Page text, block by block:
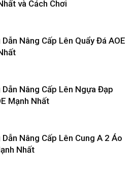
và Cách Chơi
Nâng Cấp Lên Quẩy Đá AOE
Nâng Cấp Lên Ngựa Đạp
Mạnh Nhất
Nâng Cấp Lên Cung A 2 Áo
Nhất